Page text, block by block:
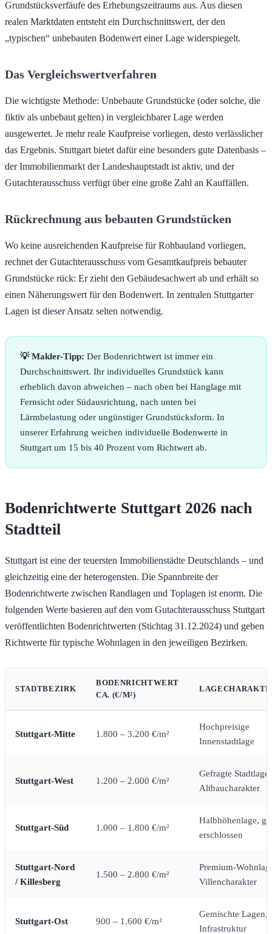
Grundstücksverfäufe des Erhebungszeitraums aus. Aus diesen
realen Marktdaten entsteht ein Durchschnittswert, der den
„typischen“ unbebauten Bodenwert einer Lage widerspiegelt.
Das Vergleichswertverfahren
Die wichtigste Methode: Unbebaute Grundstücke (oder solche, die
fiktiv als unbebaut gelten) in vergleichbarer Lage werden
ausgewertet. Je mehr reale Kaufpreise vorliegen, desto verlässlicher
das Ergebnis. Stuttgart bietet dafür eine besonders gute Datenbasis –
der Immobilienmarkt der Landeshauptstadt ist aktiv, und der
Gutachterausschuss verfügt über eine große Zahl an Kauffällen.
Rückrechnung aus bebauten Grundstücken
Wo keine ausreichenden Kaufpreise für Rohbauland vorliegen,
rechnet der Gutachterausschuss vom Gesamtkaufpreis bebauter
Grundstücke rück: Er zieht den Gebäudesachwert ab und erhält so
einen Näherungswert für den Bodenwert. In zentralen Stuttgarter
Lagen ist dieser Ansatz selten notwendig.
💡 Makler-Tipp: Der Bodenrichtwert ist immer ein
Durchschnittswert. Ihr individuelles Grundstück kann
erheblich davon abweichen – nach oben bei Hanglage mit
Fernsicht oder Südausrichtung, nach unten bei
Lärmbelastung oder ungünstiger Grundstücksform. In
unserer Erfahrung weichen individuelle Bodenwerte in
Stuttgart um 15 bis 40 Prozent vom Richtwert ab.
Bodenrichtwerte Stuttgart 2026 nach
Stadtteil
Stuttgart ist eine der teuersten Immobilienstädte Deutschlands – und
gleichzeitig eine der heterogensten. Die Spannbreite der
Bodenrichtwerte zwischen Randlagen und Toplagen ist enorm. Die
folgenden Werte basieren auf den vom Gutachterausschuss Stuttgart
veröffentlichten Bodenrichtwerten (Stichtag 31.12.2024) und geben
Richtwerte für typische Wohnlagen in den jeweiligen Bezirken.
STADTBEZIRK
BODENRICHTWERT
CA. (€/M²)
Stuttgart-Mitte 1.800 – 3.200 €/m²
Hochpreisige
Innenstadtlage
Stuttgart-West 1.200 – 2.000 €/m²
Gefragte Stadtlage,
Altbaucharakter
Stuttgart-Süd 1.000 – 1.800 €/m²
Halbhöhenlage,
erschlossen
Stuttgart-Nord
/ Killesberg
1.500 – 2.800 €/m²
Premium-
Villencharakter
Stuttgart-Ost 900 – 1.600 €/m²
Gemischte Lagen,
Infrastruktur